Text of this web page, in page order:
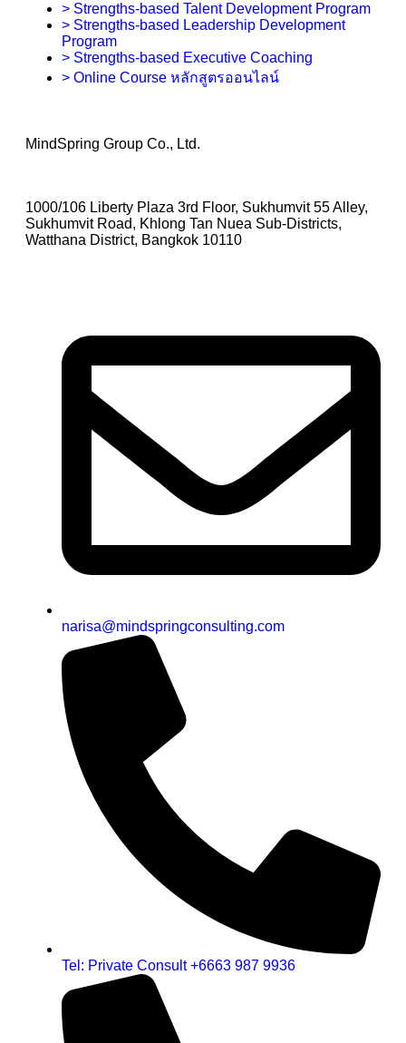
> Strengths-based Talent Development Program
> Strengths-based Leadership Development
Program
> Strengths-based Executive Coaching
> Online Course หลักสูตรออนไลน์
MindSpring Group Co., Ltd.
1000/106 Liberty Plaza 3rd Floor, Sukhumvit 55 Alley,
Sukhumvit Road, Khlong Tan Nuea Sub-Districts,
Watthana District, Bangkok 10110
narisa@mindspringconsulting.com
Tel: Private Consult +6663 987 9936